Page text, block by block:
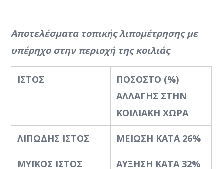
Αποτελέσματα τοπικήςλιπομέτρησης με
υπέρηχο στην περιοχή της κοιλιάς
ΙΣΤΟΣ
ΠΟΣΟΣΤΟ (%)
ΑΛΛΑΓΗΣ ΣΤΗΝ
ΚΟΙΛΙΑΚΗ ΧΩΡΑ
ΛΙΠΩΔΗΣ ΙΣΤΟΣ ΜΕΙΩΣΗ ΚΑΤΑ 26%
ΜΥΪΚΟΣ ΙΣΤΟΣ ΑΥΞΗΣΗ ΚΑΤΑ 32%